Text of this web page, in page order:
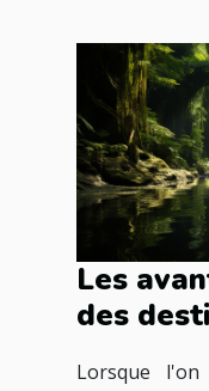
Les
des
Lorsque